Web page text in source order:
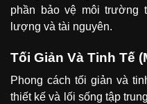
phần bảo vệ môi trường
lượng và tài nguyên.
Tối Giản Và Tinh Tế
Phong cách tối giản và
thiết kế và lối sống tập